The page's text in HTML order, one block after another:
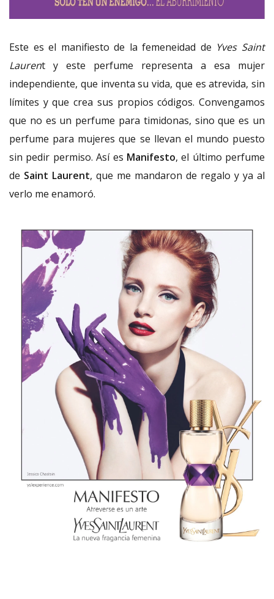
Este es el manifiesto de la femeneidad de Yves Saint
Laurent y este perfume representa a esa mujer
independiente, que inventa su vida, que es atrevida, sin
límites y que crea sus propios códigos. Convengamos
que no es un perfume para timidonas, sino que es un
perfume para mujeres que se llevan el mundo puesto
sin pedir permiso. Así es Manifesto, el último perfume
de Saint Laurent, que me mandaron de regalo y ya al
verlo me enamoró.